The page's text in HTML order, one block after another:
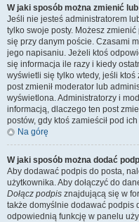
W jaki sposób można zmienić
Jeśli nie jesteś administratorem
tylko swoje posty. Możesz
się przy danym poście. Czasami
jego napisaniu. Jeżeli ktoś
się informacja ile razy i kiedy
wyświetli się tylko wtedy, jeśli ktoś
post zmienił moderator lub
wyświetlona. Administratorzy i
informacją, dlaczego ten post
postów, gdy ktoś zamieścił pod
Na górę
W jaki sposób można dodać
Aby dodawać podpis do posta,
użytkownika. Aby dołączyć do
Dołącz podpis znajdującą się w
także domyślnie dodawać podpis
odpowiednią funkcję w panelu